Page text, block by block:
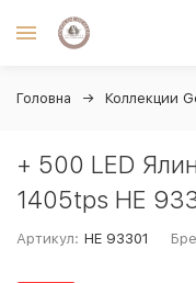
Головна Коллекции
+ 500 LED
1405tps HE
Артикул: HE 93301